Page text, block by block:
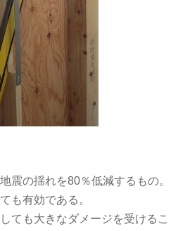
震の揺れを80％低減するもの。
も有効である。
ても大きなダメージを受けるこ